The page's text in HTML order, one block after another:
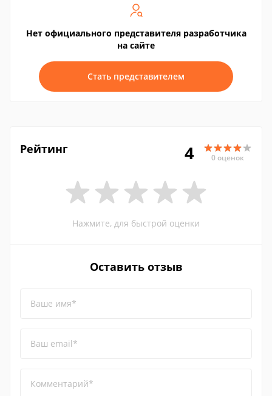
Нет официального представителя разработчика
на сайте
Стать представителем
Рейтинг 4 0 оценок
Нажмите, для быстрой оценки
Оставить отзыв
Ваше имя*
Ваш email*
Комментарий*